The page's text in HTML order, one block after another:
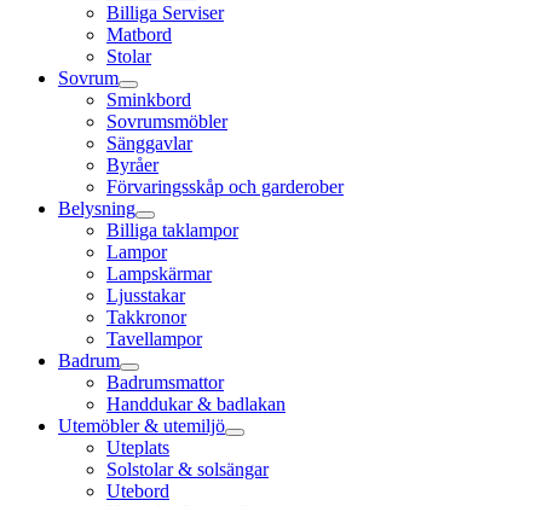
Billiga Serviser
Matbord
Stolar
Sovrum
Sminkbord
Sovrumsmöbler
Sänggavlar
Byråer
Förvaringsskåp och garderober
Belysning
Billiga taklampor
Lampor
Lampskärmar
Ljusstakar
Takkronor
Tavellampor
Badrum
Badrumsmattor
Handdukar & badlakan
Utemöbler & utemiljö
Uteplats
Solstolar & solsängar
Utebord